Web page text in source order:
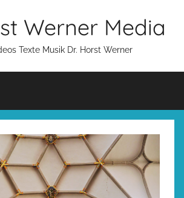
Werner Media
Texte Musik Dr. Horst Werner